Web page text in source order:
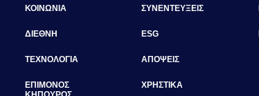
ΚΟΙΝΩΝΙΑ
ΔΙΕΘΝΗ
ΤΕΧΝΟΛΟΓΙΑ
ΕΠΙΜΟΝΟΣ
ΣΥΝΕΝΤΕΥΞΕΙΣ
ESG
ΑΠΟΨΕΙΣ
ΧΡΗΣΤΙΚΑ